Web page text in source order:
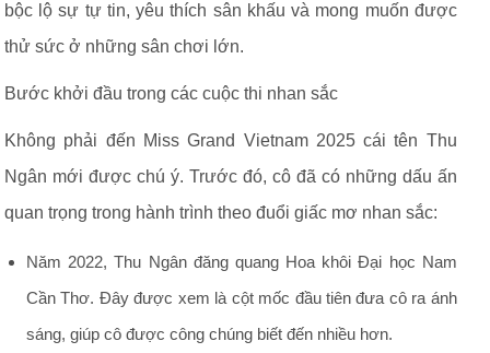
bộc lộ sự tự tin, yêu thích sân khấu và mong muốn được
thử sức ở những sân chơi lớn.
Bước khởi đầu trong các cuộc thi nhan sắc
Không phải đến Miss Grand Vietnam 2025 cái tên Thu
Ngân mới được chú ý. Trước đó, cô đã có những dấu ấn
quan trọng trong hành trình theo đuổi giấc mơ nhan sắc:
Năm 2022, Thu Ngân đăng quang Hoa khôi Đại học Nam
Cần Thơ. Đây được xem là cột mốc đầu tiên đưa cô ra ánh
sáng, giúp cô được công chúng biết đến nhiều hơn.